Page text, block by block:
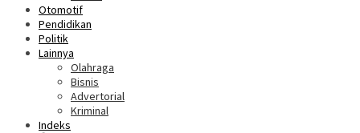
Otomotif
Pendidikan
Politik
Lainnya
Olahraga
Bisnis
Advertorial
Kriminal
Indeks